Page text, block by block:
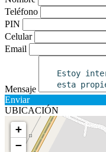
Teléfono
PIN
Celular
Email
Mensaje
Enviar
UBICACIÓN
+
−